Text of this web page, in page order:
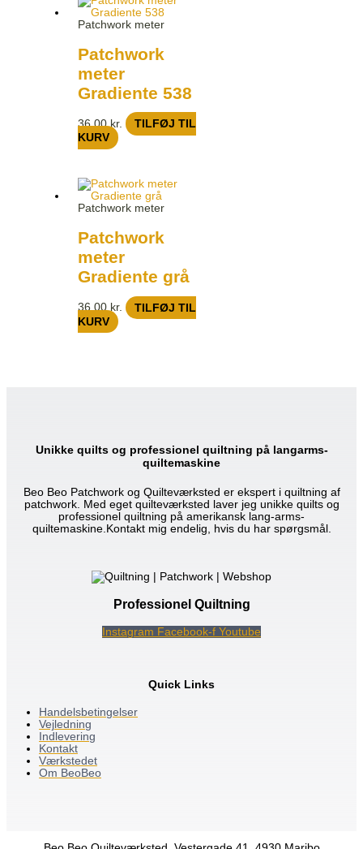
Patchwork meter
Patchwork
meter
Gradiente 538
36,00kr.
TILFØJ TIL
KURV
Patchwork meter
Patchwork
meter
Gradiente grå
36,00kr.
TILFØJ TIL
KURV
Unikke quilts og professionel quiltning på langarms-
quiltemaskine
Beo Beo Patchwork og Quilteværksted er ekspert i quiltning af
patchwork. Med eget quilteværksted laver jeg unikke quilts og
professionel quiltning på amerikansk lang-arms-
quiltemaskine.Kontakt mig endelig, hvis du har spørgsmål.
Professionel Quiltning
Instagram Facebook-f Youtube
Quick Links
Handelsbetingelser
Vejledning
Indlevering
Kontakt
Værkstedet
Om BeoBeo